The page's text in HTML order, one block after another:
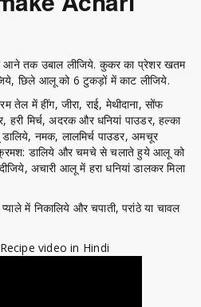
तक उबाल लीजिये. कुकर का प्रेशर खतम
छिले आलू को 6 टुकड़ों में काट लीजिये.
में हींग, जीरा, राई, मेथीदाना, सोंफ
हरी मिर्च, अदरक और धनियां पाउडर, हल्का
नमक, लालमिर्च पाउडर, अमचूर
डालिये और चमचे से चलाते हुये आलू को
अचारी आलू में हरा धनियां डालकर मिला
में निकालिये और चपाती, परांठे या चावल
video in Hindi